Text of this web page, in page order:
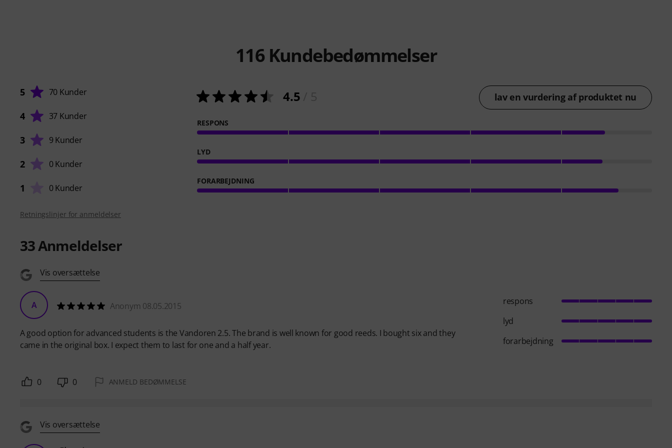
116Kundebedømmelser
5 70 Kunder
4 37 Kunder
3 9 Kunder
2 0 Kunder
1 0 Kunder
4.5 lav en vurdering af produktet nu
RESPONS
LYD
FORARBEJDNING
Retningslinjer for anmeldelser
33Anmeldelser
Vis oversættelse
A Anonym 08.05.2015
A good option for advanced students is the Vandoren 2.5. The brand is well known for good reeds. I bought six and they
came in the original box. I expect them to last for one and a half year.
respons
lyd
forarbejdning
0 0 ANMELD BEDØMMELSE
Vis oversættelse